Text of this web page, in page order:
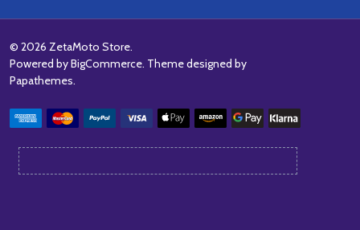
© 2026 ZetaMoto Store.
Powered byBigCommerce. Theme designed by
Papathemes.